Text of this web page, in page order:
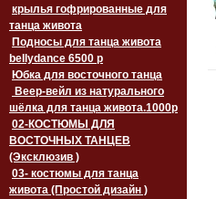
крылья гофрированные для
танца живота
Подносы для танца живота
bellydance 6500 p
Юбка для восточного танца
Веер-вейл из натурального
шёлка для танца живота.1000p
02-КОСТЮМЫ ДЛЯ
ВОСТОЧНЫХ ТАНЦЕВ
(Эксклюзив )
03- костюмы для танца
живота (Простой дизайн )